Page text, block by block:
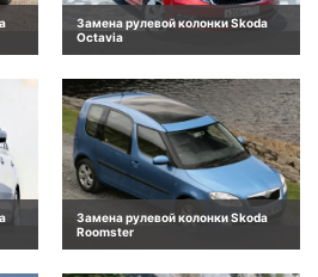
Замена рулевой колонки Skoda
Octavia
Замена рулевой колонки Skoda
Roomster